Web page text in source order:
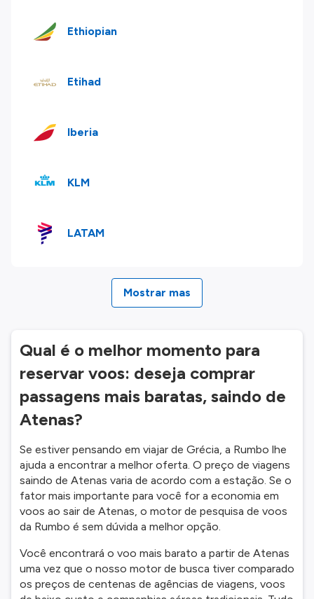
Ethiopian
Etihad
Iberia
KLM
LATAM
Mostrar mas
Qual é o melhor momento para
reservar voos: deseja comprar
passagens mais baratas, saindo de
Atenas?
Se estiver pensando em viajar de Grécia, a Rumbo lhe
ajuda a encontrar a melhor oferta. O preço de viagens
saindo de Atenas varia de acordo com a estação. Se o
fator mais importante para você for a economia em
voos ao sair de Atenas, o motor de pesquisa de voos
da Rumbo é sem dúvida a melhor opção.
Você encontrará o voo mais barato a partir de Atenas
uma vez que o nosso motor de busca tiver comparado
os preços de centenas de agências de viagens, voos